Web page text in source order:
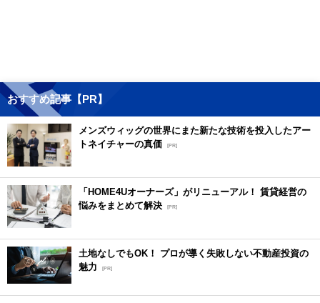
おすすめ記事【PR】
メンズウィッグの世界にまた新たな技術を投入したアー
トネイチャーの真価 [PR]
「HOME4Uオーナーズ」がリニューアル！ 賃貸経営の
悩みをまとめて解決 [PR]
土地なしでもOK！ プロが導く失敗しない不動産投資の
魅力
[PR]